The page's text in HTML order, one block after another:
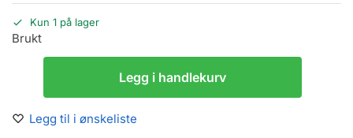
Kun 1 på lager
Brukt
Legg i handlekurv
Legg til i ønskeliste